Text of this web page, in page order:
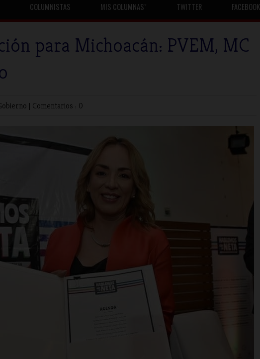
COLUMNISTAS MIS COLUMNASˇ TWITTER FACEBOOK
para Michoacán: PVEM, MC
| Comentarios : 0